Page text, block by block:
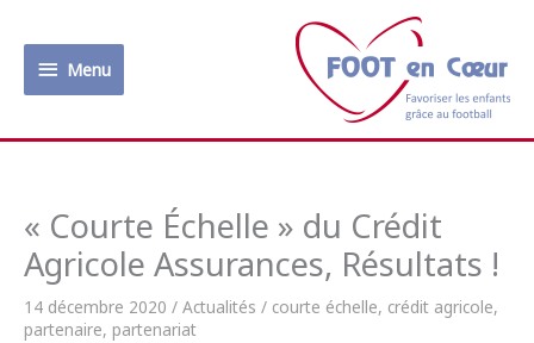
contenuMenu
Menu
« Courte Échelle » du Crédit
Agricole Assurances, Résultats !
14 décembre 2020 / Actualités / courte échelle, crédit agricole,
partenaire, partenariat